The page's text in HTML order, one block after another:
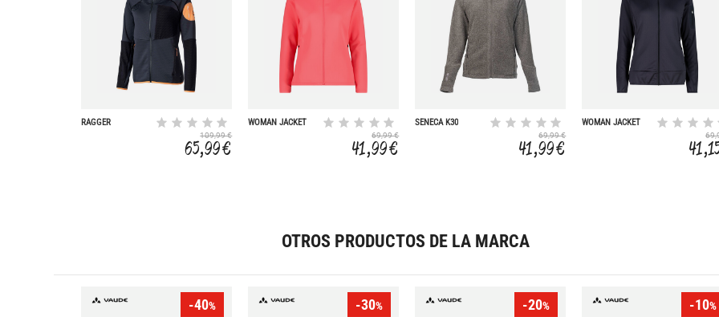
RAGGER
109,99 €
65,99 €
WOMAN JACKET
69,99 €
41,99 €
SENECA K30
69,99 €
41,99 €
WOMAN JACKET
OTROS PRODUCTOS DE LA MARCA
-40% -30% -20% -10%